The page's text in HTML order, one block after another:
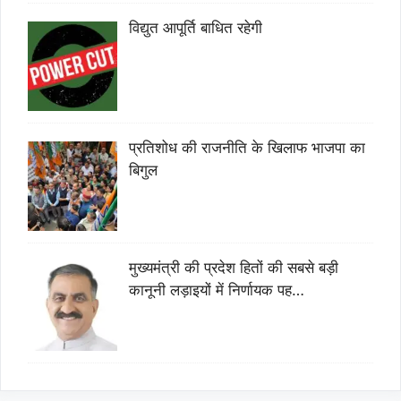
विद्युत आपूर्ति बाधित रहेगी
प्रतिशोध की राजनीति के खिलाफ भाजपा का
बिगुल
मुख्यमंत्री की प्रदेश हितों की सबसे बड़ी
कानूनी लड़ाइयों में निर्णायक पह…